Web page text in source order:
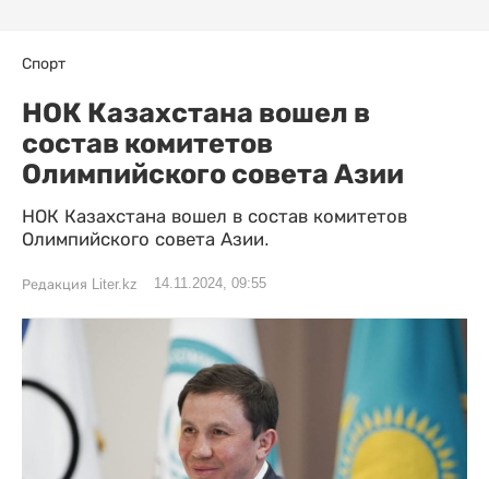
Спорт
НОК Казахстана вошел в
состав комитетов
Олимпийского совета Азии
НОК Казахстана вошел в состав комитетов
Олимпийского совета Азии.
Редакция Liter.kz 14.11.2024, 09:55